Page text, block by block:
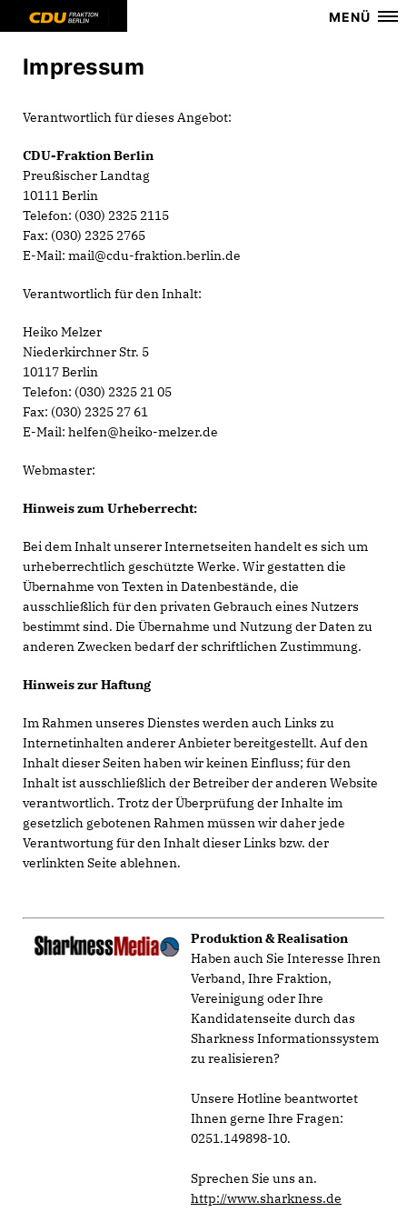
MENÜ
Impressum
Verantwortlich für dieses Angebot:
CDU-Fraktion Berlin
Preußischer Landtag
10111 Berlin
Telefon: (030) 2325 2115
Fax: (030) 2325 2765
E-Mail: mail@cdu-fraktion.berlin.de
Verantwortlich für den Inhalt:
Heiko Melzer
Niederkirchner Str. 5
10117 Berlin
Telefon: (030) 2325 21 05
Fax: (030) 2325 27 61
E-Mail: helfen@heiko-melzer.de
Webmaster:
Hinweis zum Urheberrecht:
Bei dem Inhalt unserer Internetseiten handelt es sich um
urheberrechtlich geschützte Werke. Wir gestatten die
Übernahme von Texten in Datenbestände, die
ausschließlich für den privaten Gebrauch eines Nutzers
bestimmt sind. Die Übernahme und Nutzung der Daten zu
anderen Zwecken bedarf der schriftlichen Zustimmung.
Hinweis zur Haftung
Im Rahmen unseres Dienstes werden auch Links zu
Internetinhalten anderer Anbieter bereitgestellt. Auf den
Inhalt dieser Seiten haben wir keinen Einfluss; für den
Inhalt ist ausschließlich der Betreiber der anderen Website
verantwortlich. Trotz der Überprüfung der Inhalte im
gesetzlich gebotenen Rahmen müssen wir daher jede
Verantwortung für den Inhalt dieser Links bzw. der
verlinkten Seite ablehnen.
Produktion & Realisation
Haben auch Sie Interesse Ihren
Verband, Ihre Fraktion,
Vereinigung oder Ihre
Kandidatenseite durch das
Sharkness Informationssystem
zu realisieren?
Unsere Hotline beantwortet
Ihnen gerne Ihre Fragen:
0251.149898-10.
Sprechen Sie uns an.
http://www.sharkness.de